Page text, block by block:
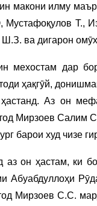
ин макони илму
Т.,
ва дигарон
мехостам дар
ҳақгӯй,
Аз он
Мирзоев Салим
барои худ чизе
аз он ҳастам, ки
Абуабдуллоҳи
Мирзоев С.С.